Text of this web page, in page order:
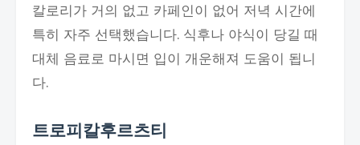
칼로리가 거의 없고 카페인이 없어 저녁 시간에
특히 자주 선택했습니다. 식후나 야식이 당길 때
대체 음료로 마시면 입이 개운해져 도움이 됩니
다.
트로피칼후르츠티